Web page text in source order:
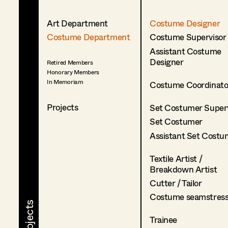
Art Department
Costume Department
Retired Members
Honorary Members
In Memoriam
Projects
Costume Designer
Costume Supervisor
Assistant Costume
Designer
Costume
Set Costumer
Set Costumer
Assistant Set
Textile Artist /
Breakdown Artist
Cutter / Tailor
Costume
Trainee